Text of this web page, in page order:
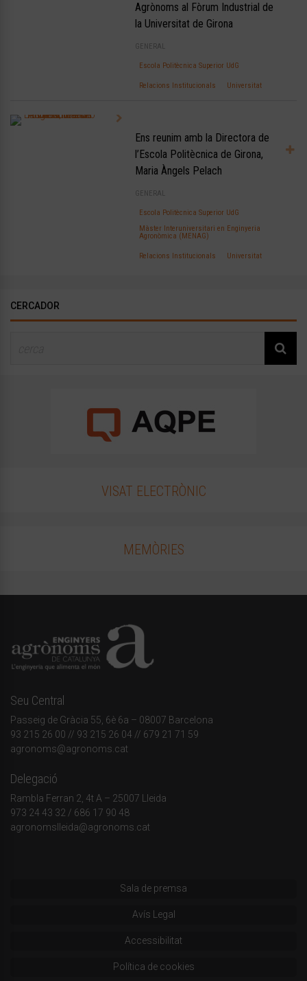
Agrònoms al Fòrum Industrial de
la Universitat de Girona
GENERAL
Escola Politècnica Superior UdG
Relacions Institucionals Universitat
Ens reunim amb la Directora de
l’Escola Politècnica de Girona,
Maria Àngels Pelach
GENERAL
Escola Politècnica Superior UdG
Màster Interuniversitari en Enginyeria
Agronòmica (MENAG)
Relacions Institucionals Universitat
CERCADOR
VISAT ELECTRÒNIC
MEMÒRIES
Seu Central
Passeig de Gràcia 55, 6è 6a – 08007 Barcelona
93 215 26 00 // 93 215 26 04 // 679 21 71 59
agronoms@agronoms.cat
Delegació
Rambla Ferran 2, 4t A – 25007 Lleida
973 24 43 32 / 686 17 90 48
agronomslleida@agronoms.cat
Sala de premsa
Avís Legal
Accessibilitat
Política de cookies